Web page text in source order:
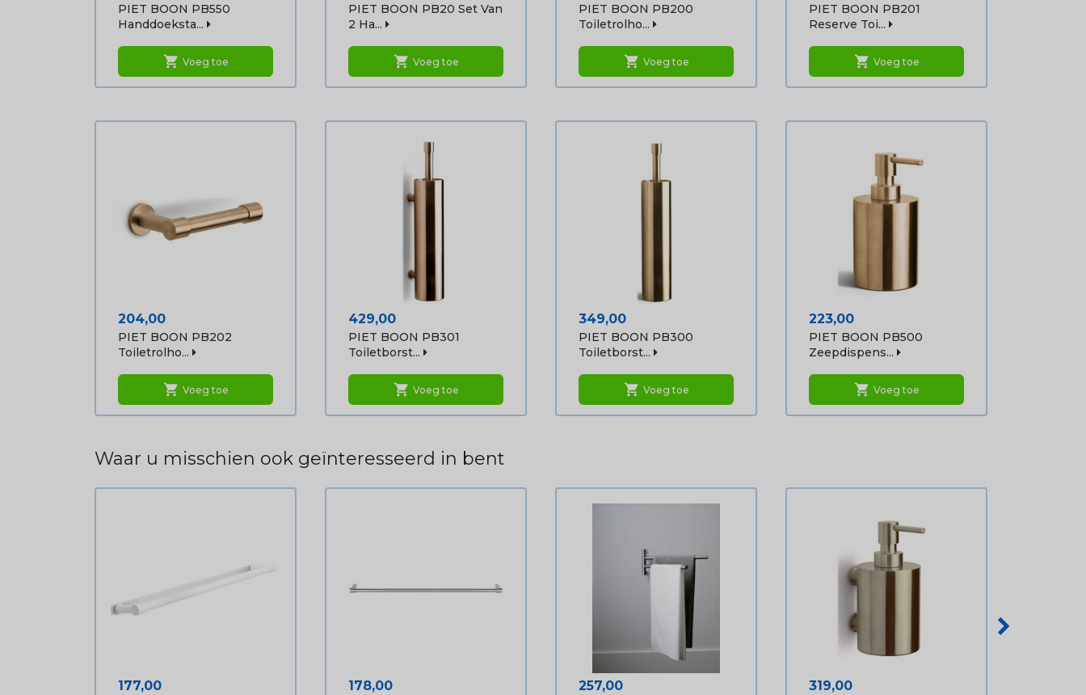
PIET BOON PB550
Handdoeksta...
shopping_cart Voeg toe
PIET BOON PB20 Set Van
2 Ha...
shopping_cart Voeg toe
PIET BOON PB200
Toiletrolho...
shopping_cart Voeg toe
PIET BOON PB201
Reserve Toi...
shopping_cart Voeg toe
Prijs
204,00
PIET BOON PB202
Toiletrolho...
shopping_cart Voeg toe
Prijs
429,00
PIET BOON PB301
Toiletborst...
shopping_cart Voeg toe
Prijs
349,00
PIET BOON PB300
Toiletborst...
shopping_cart Voeg toe
Prijs
223,00
PIET BOON PB500
Zeepdispens...
shopping_cart Voeg toe
Waar u misschien ook geïnteresseerd in bent
Prijs
177,00 Prijs
178,00 Prijs
257,00 Prijs
319,00